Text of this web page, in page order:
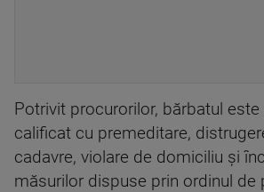
Potrivit procurorilor, bărbatul
calificat cu premeditare,
cadavre, violare de domiciliu şi
măsurilor dispuse prin ordinul de